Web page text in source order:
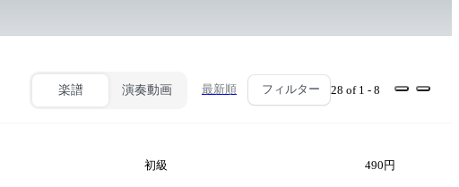
楽譜 演奏動画 最新順 フィルター 28 of 1 - 8
初級 490円